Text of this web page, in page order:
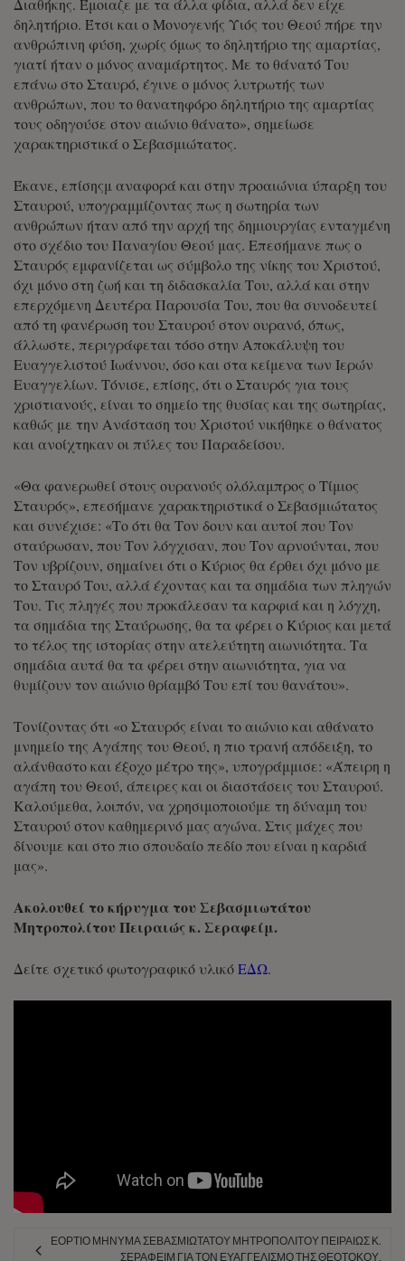
Διαθήκης. Έμοιαζε με τα άλλα φίδια, αλλά δεν είχε
δηλητήριο. Έτσι και ο Μονογενής Υιός του Θεού πήρε την
ανθρώπινη φύση, χωρίς όμως το δηλητήριο της αμαρτίας,
γιατί ήταν ο μόνος αναμάρτητος. Με το θάνατό Του
επάνω στο Σταυρό, έγινε ο μόνος λυτρωτής των
ανθρώπων, που το θανατηφόρο δηλητήριο της αμαρτίας
τους οδηγούσε στον αιώνιο θάνατο», σημείωσε
χαρακτηριστικά ο Σεβασμιώτατος.
Έκανε, επίσηςμ αναφορά και στην προαιώνια ύπαρξη του
Σταυρού, υπογραμμίζοντας πως η σωτηρία των
ανθρώπων ήταν από την αρχή της δημιουργίας ενταγμένη
στο σχέδιο του Παναγίου Θεού μας. Επεσήμανε πως ο
Σταυρός εμφανίζεται ως σύμβολο της νίκης του Χριστού,
όχι μόνο στη ζωή και τη διδασκαλία Του, αλλά και στην
επερχόμενη Δευτέρα Παρουσία Του, που θα συνοδευτεί
από τη φανέρωση του Σταυρού στον ουρανό, όπως,
άλλωστε, περιγράφεται τόσο στην Αποκάλυψη του
Ευαγγελιστού Ιωάννου, όσο και στα κείμενα των Ιερών
Ευαγγελίων. Τόνισε, επίσης, ότι ο Σταυρός για τους
χριστιανούς, είναι το σημείο της θυσίας και της σωτηρίας,
καθώς με την Ανάσταση του Χριστού νικήθηκε ο θάνατος
και ανοίχτηκαν οι πύλες του Παραδείσου.
«Θα φανερωθεί στους ουρανούς ολόλαμπρος ο Τίμιος
Σταυρός», επεσήμανε χαρακτηριστικά ο Σεβασμιώτατος
και συνέχισε: «Το ότι θα Τον δουν και αυτοί που Τον
σταύρωσαν, που Τον λόγχισαν, που Τον αρνούνται, που
Τον υβρίζουν, σημαίνει ότι ο Κύριος θα έρθει όχι μόνο με
το Σταυρό Του, αλλά έχοντας και τα σημάδια των πληγών
Του. Τις πληγές που προκάλεσαν τα καρφιά και η λόγχη,
τα σημάδια της Σταύρωσης, θα τα φέρει ο Κύριος και μετά
το τέλος της ιστορίας στην ατελεύτητη αιωνιότητα. Τα
σημάδια αυτά θα τα φέρει στην αιωνιότητα, για να
θυμίζουν τον αιώνιο θρίαμβό Του επί του θανάτου».
Τονίζοντας ότι «ο Σταυρός είναι το αιώνιο και αθάνατο
μνημείο της Αγάπης του Θεού, η πιο τρανή απόδειξη, το
αλάνθαστο και έξοχο μέτρο της», υπογράμμισε: «Άπειρη η
αγάπη του Θεού, άπειρες και οι διαστάσεις του Σταυρού.
Καλούμεθα, λοιπόν, να χρησιμοποιούμε τη δύναμη του
Σταυρού στον καθημερινό μας αγώνα. Στις μάχες που
δίνουμε και στο πιο σπουδαίο πεδίο που είναι η καρδιά
μας».
Ακολουθεί το κήρυγμα του Σεβασμιωτάτου
Μητροπολίτου Πειραιώς κ. Σεραφείμ.
Δείτε σχετικό φωτογραφικό υλικόΕΔΩ.
ΕΌΡΤΙΟ ΜΉΝΥΜΑ ΣΕΒΑΣΜΙΩΤΆΤΟΥ ΜΗΤΡΟΠΟΛΊΤΟΥ ΠΕΙΡΑΙΏΣ Κ.
ΣΕΡΑΦΕΊΜ ΓΙΑ ΤΟΝ ΕΥΑΓΓΕΛΙΣΜΌ ΤΗΣ ΘΕΟΤΌΚΟΥ.